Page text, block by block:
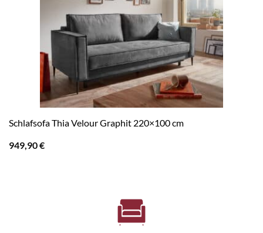
Schlafsofa Thia Velour Graphit 220×100 cm
949,90€